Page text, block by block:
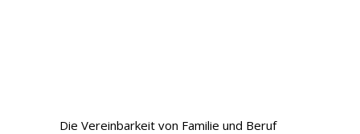
Die Vereinbarkeit von Familie und Beruf